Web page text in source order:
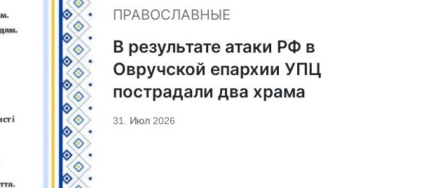
ПРАВОСЛАВНЫЕ
В результате атаки РФ в
Овручской епархии УПЦ
пострадали два храма
31. Июл 2026